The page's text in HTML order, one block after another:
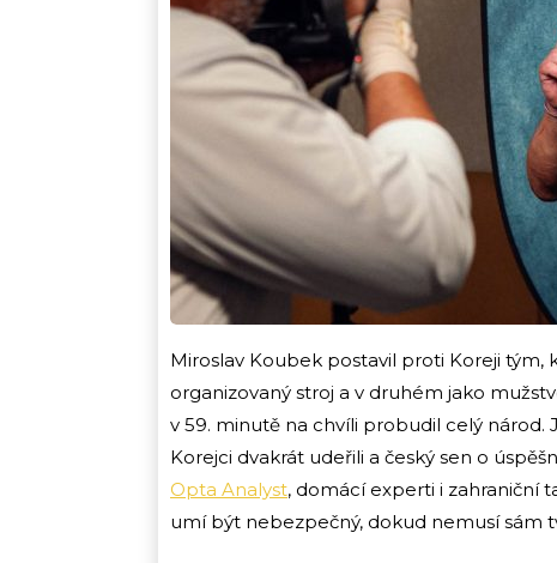
Miroslav Koubek postavil proti Koreji
organizovaný stroj a v druhém jako
v 59. minutě na chvíli probudil celý
Korejci dvakrát udeřili a český sen o
Opta Analyst, domácí experti i zahraniční
umí být nebezpečný, dokud nemusí sám